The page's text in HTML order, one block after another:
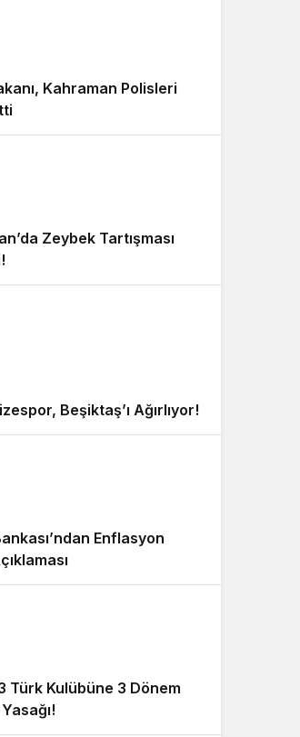
Kahraman Polisleri
Zeybek Tartışması
Beşiktaş’ı Ağırlıyor!
Enflasyon
3 Türk Kulübüne 3 Dönem